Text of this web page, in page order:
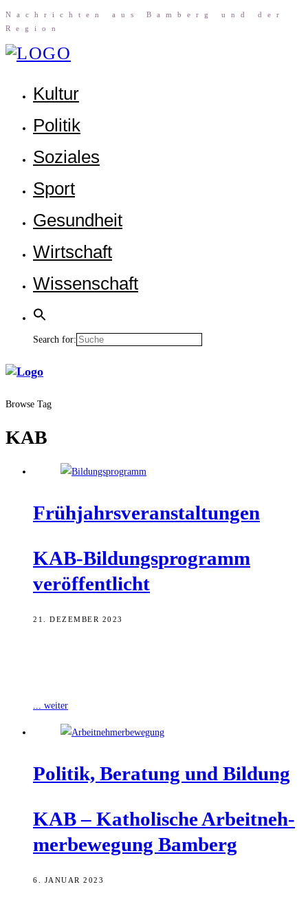
Nach­rich­ten aus Bam­berg und der
Region
Kul­tur
Poli­tik
Sozia­les
Sport
Gesund­heit
Wirt­schaft
Wis­sen­schaft
Search for:
Browse Tag
KAB
Früh­jahrs­ver­an­stal­tun­gen
KAB-Bil­dungs­pro­gramm
veröffentlicht
21. DEZEMBER 2023
... weiter
Poli­tik, Bera­tung und Bildung
KAB – Katho­li­sche Arbeit­neh­
mer­be­we­gung Bamberg
6. JANUAR 2023